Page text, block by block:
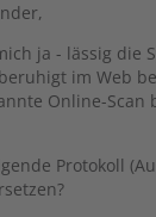
ja - lässig die
im Web
Online-Scan
Protokoll